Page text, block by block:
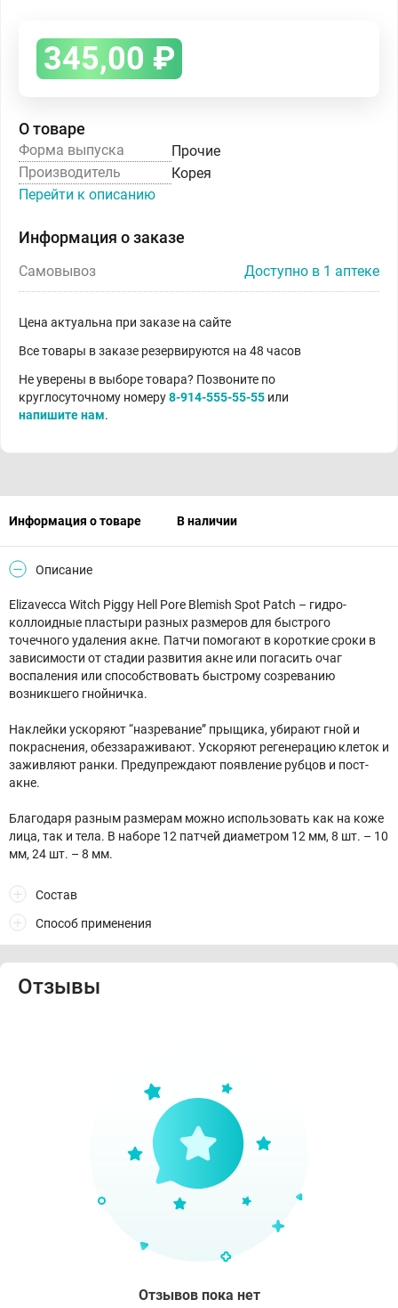
345,00 ₽
О товаре
Форма выпуска
Прочие
Производитель
Корея
Перейти к описанию
Информация о заказе
Самовывоз Доступно в 1 аптеке
Цена актуальна при заказе на сайте
Все товары в заказе резервируются на 48 часов
Не уверены в выборе товара? Позвоните по
круглосуточному номеру8-914-555-55-55 или
напишите нам.
Информация о товаре В наличии
Описание
Elizavecca Witch Piggy Hell Pore Blemish Spot Patch – гидро-
коллоидные пластыри разных размеров для быстрого
точечного удаления акне. Патчи помогают в короткие сроки в
зависимости от стадии развития акне или погасить очаг
воспаления или способствовать быстрому созреванию
возникшего гнойничка.
Наклейки ускоряют “назревание” прыщика, убирают гной и
покраснения, обеззараживают. Ускоряют регенерацию клеток и
заживляют ранки. Предупреждают появление рубцов и пост-
акне.
Благодаря разным размерам можно использовать как на коже
лица, так и тела. В наборе 12 патчей диаметром 12 мм, 8 шт. – 10
мм, 24 шт. – 8 мм.
Состав
Способ применения
Отзывы
Отзывов пока нет